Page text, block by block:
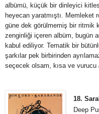
albümü, küçük bir dinleyici
heyecan yaratmıştı. Memleket
güne dek görülmemiş bir ritmik
zenginliği içeren albüm, bugün
kabul ediliyor. Tematik bir
şarkılar pek birbirinden
seçecek olsam, kısa ve vurucu
18.
Deep